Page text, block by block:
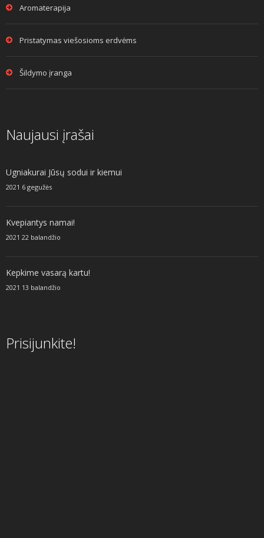
Aromaterapija
Pristatymas viešosioms erdvėms
Šildymo įranga
Naujausi įrašai
Ugniakurai Jūsų sodui ir kiemui
2021 6 gegužės
Kvepiantys namai!
2021 22 balandžio
Kepkime vasarą kartu!
2021 13 balandžio
Prisijunkite!